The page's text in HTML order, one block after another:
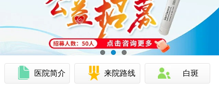
医院简介 来院路线 白斑